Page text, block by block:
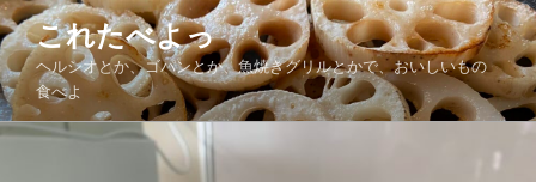
コ
ン
テ
ン
ツ
これたべよっ
ヘルシオとか、ゴパンとか、魚焼きグリルとかで、おいしいもの
食べよ